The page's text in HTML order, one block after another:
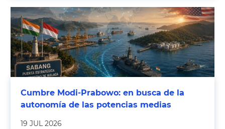
Cumbre Modi-Prabowo: en busca de la
autonomía de las potencias medias
19 JUL 2026